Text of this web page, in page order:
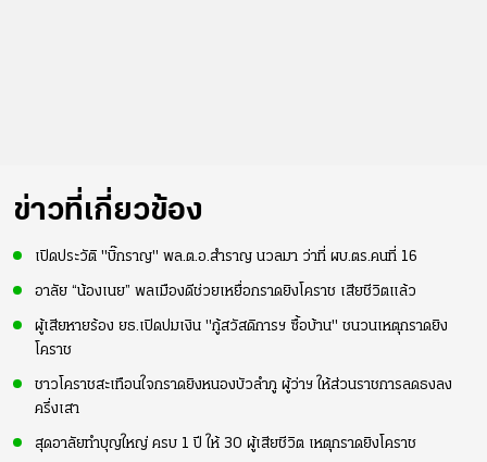
ข่าวที่เกี่ยวข้อง
เปิดประวัติ "บิ๊กราญ" พล.ต.อ.สำราญ นวลมา ว่าที่ ผบ.ตร.คนที่ 16
อาลัย “น้องเนย” พลเมืองดีช่วยเหยื่อกราดยิงโคราช เสียชีวิตแล้ว
ผู้เสียหายร้อง ยธ.เปิดปมเงิน "กู้สวัสดิการฯ ซื้อบ้าน" ชนวนเหตุกราดยิง
โคราช
ชาวโคราชสะเทือนใจกราดยิงหนองบัวลำภู ผู้ว่าฯ ให้ส่วนราชการลดธงลง
ครึ่งเสา
สุดอาลัยทำบุญใหญ่ ครบ 1 ปี ให้ 30 ผู้เสียชีวิต เหตุกราดยิงโคราช